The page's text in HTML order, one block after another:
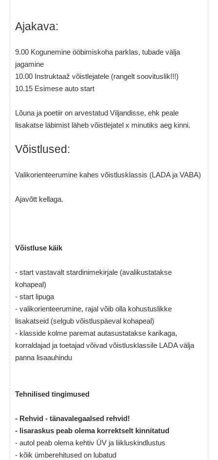
Ajakava:
9.00 Kogunemine ööbimiskoha parklas, tubade välja
jagamine
10.00 Instruktaaž võistlejatele (rangelt soovituslik!!!)
10.15 Esimese auto start
Lõuna ja poetiir on arvestatud Viljandisse, ehk peale
lisakatse läbimist läheb võistlejatel x minutiks aeg kinni.
Võistlused:
Valikorienteerumine kahes võistlusklassis (LADA ja VABA)
Ajavõtt kellaga.
Võistluse käik
- start vastavalt stardinimekirjale (avalikustatakse
kohapeal)
- start lipuga
- valikorienteerumine, rajal võib olla kohustuslikke
lisakatseid (selgub võistluspäeval kohapeal)
- klasside kolme paremat autasustatakse karikaga,
korraldajad ja toetajad võivad võistlusklassile LADA välja
panna lisaauhindu
Tehnilised tingimused
- Rehvid - tänavalegaalsed rehvid!
- lisaraskus peab olema korrektselt kinnitatud
- autol peab olema kehtiv ÜV ja liikluskindlustus
- kõik ümberehitused on lubatud